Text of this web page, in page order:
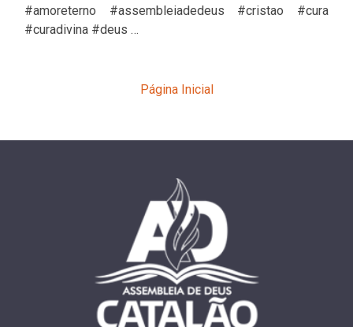
#amoreterno #assembleiadedeus #cristao #cura
#curadivina #deus …
Página Inicial